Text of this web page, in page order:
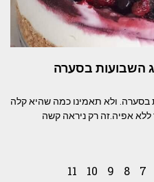
השבועות בסערה
ולא תאמינו כמה שהיא קלה
ללא אפיה.זה רק ניראה קשה
7
8
9
10
11